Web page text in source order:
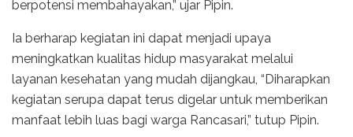
berpotensi membahayakan,” ujar Pipin.
Ia berharap kegiatan ini dapat menjadi upaya
meningkatkan kualitas hidup masyarakat melalui
layanan kesehatan yang mudah dijangkau, “Diharapkan
kegiatan serupa dapat terus digelar untuk memberikan
manfaat lebih luas bagi warga Rancasari,” tutup Pipin.